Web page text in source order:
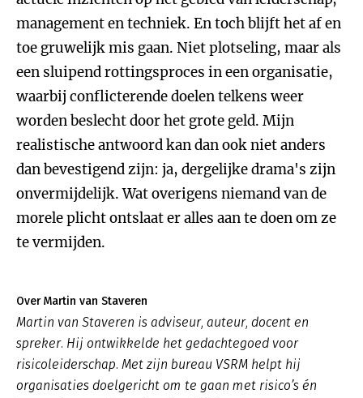
management en techniek. En toch blijft het af en
toe gruwelijk mis gaan. Niet plotseling, maar als
een sluipend rottingsproces in een organisatie,
waarbij conflicterende doelen telkens weer
worden beslecht door het grote geld. Mijn
realistische antwoord kan dan ook niet anders
dan bevestigend zijn: ja, dergelijke drama's zijn
onvermijdelijk. Wat overigens niemand van de
morele plicht ontslaat er alles aan te doen om ze
te vermijden.
Over Martin van Staveren
Martin van Staveren is adviseur, auteur, docent en
spreker. Hij ontwikkelde het gedachtegoed voor
risicoleiderschap. Met zijn bureau VSRM helpt hij
organisaties doelgericht om te gaan met risico’s én